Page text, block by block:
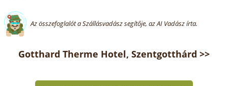
Az összefoglalót a Szállásvadász segítője, az AI Vadász írta.
Gotthard Therme Hotel, Szentgotthárd >>